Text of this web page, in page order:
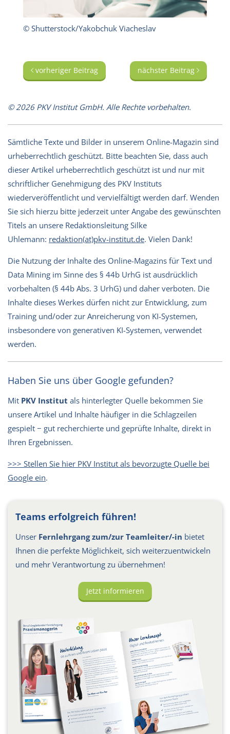
© Shutterstock/Yakobchuk Viacheslav
vorheriger Beitrag nächster Beitrag
© 2026 PKV Institut GmbH. Alle Rechte vorbehalten.
Sämtliche Texte und Bilder in unserem Online-Magazin sind
urheberrechtlich geschützt. Bitte beachten Sie, dass auch
dieser Artikel urheberrechtlich geschützt ist und nur mit
schriftlicher Genehmigung des PKV Instituts
wiederveröffentlicht und vervielfältigt werden darf. Wenden
Sie sich hierzu bitte jederzeit unter Angabe des gewünschten
Titels an unsere Redaktionsleitung Silke
Uhlemann: redaktion(at)pkv-institut.de. Vielen Dank!
Die Nutzung der Inhalte des Online-Magazins für Text und
Data Mining im Sinne des § 44b UrhG ist ausdrücklich
vorbehalten (§ 44b Abs. 3 UrhG) und daher verboten. Die
Inhalte dieses Werkes dürfen nicht zur Entwicklung, zum
Training und/oder zur Anreicherung von KI-Systemen,
insbesondere von generativen KI-Systemen, verwendet
werden.
Haben Sie uns über Google gefunden?
Mit PKV Institut als hinterlegter Quelle bekommen Sie
unsere Artikel und Inhalte häufiger in die Schlagzeilen
gespielt − gut recherchierte und geprüfte Inhalte, direkt in
Ihren Ergebnissen.
>>> Stellen Sie hier PKV Institut als bevorzugte Quelle bei
Google ein.
Teams erfolgreich führen!
Unser Fernlehrgang zum/zur Teamleiter/-in bietet
Ihnen die perfekte Möglichkeit, sich weiterzuentwickeln
und mehr Verantwortung zu übernehmen!
Jetzt informieren